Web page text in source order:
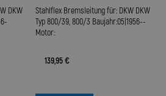
DKW
Stahlflex Bremsleitung für: DKW DKW
Typ 800/39, 800/3 Baujahr:05|1956--
Motor:
139,95 €